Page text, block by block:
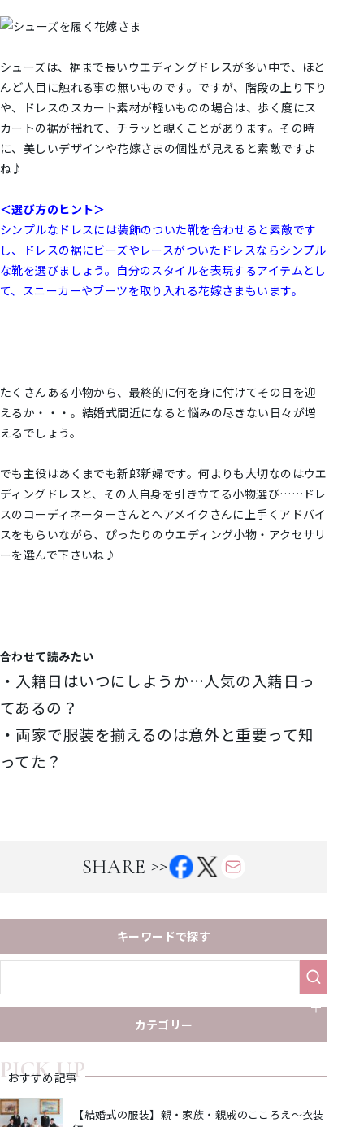
シューズは、裾まで長いウエディングドレスが多い中で、ほと
んど人目に触れる事の無いものです。ですが、階段の上り下り
や、ドレスのスカート素材が軽いものの場合は、歩く度にス
カートの裾が揺れて、チラッと覗くことがあります。その時
に、美しいデザインや花嫁さまの個性が見えると素敵ですよ
ね♪
＜選び方のヒント＞
シンプルなドレスには装飾のついた靴を合わせると素敵です
し、ドレスの裾にビーズやレースがついたドレスならシンプル
な靴を選びましょう。 自分のスタイルを表現するアイテムとし
て、スニーカーやブーツを取り入れる花嫁さまもいます。
たくさんある小物から、最終的に何を身に付けてその日を迎
えるか・・・。結婚式間近になると悩みの尽きない日々が増
えるでしょう。
でも主役はあくまでも新郎新婦です。何よりも大切なのはウエ
ディングドレスと、その人自身を引き立てる小物選び……ドレ
スのコーディネーターさんとヘアメイクさんに上手くアドバイ
スをもらいながら、ぴったりのウエディング小物・アクセサリ
ーを選んで下さいね♪
合わせて読みたい
・入籍日はいつにしようか…人気の入籍日っ
てあるの？
・両家で服装を揃えるのは意外と重要って知
ってた？
SHARE >>
キーワードで探す
カテゴリー
PICK UP
おすすめ記事
【結婚式の服装】親・家族・親戚のこころえ～衣装